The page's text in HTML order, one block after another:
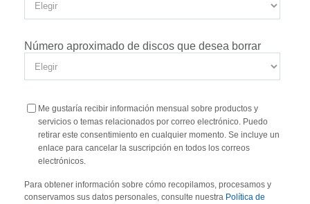
Número aproximado de discos que desea borrar
Me gustaría recibir información mensual sobre productos y
servicios o temas relacionados por correo electrónico. Puedo
retirar este consentimiento en cualquier momento. Se incluye un
enlace para cancelar la suscripción en todos los correos
electrónicos.
Para obtener información sobre cómo recopilamos, procesamos y
conservamos sus datos personales, consulte nuestra Política de